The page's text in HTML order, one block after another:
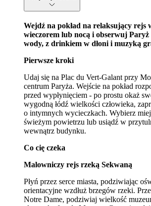
Wejdź na pokład na relaksujący rejs
wieczorem lub nocą i obserwuj Paryż
wody, z drinkiem w dłoni i muzyką
Pierwsze kroki
Udaj się na Plac du Vert-Galant przy
centrum Paryża. Wejście na pokład
przed wypłynięciem - po prostu okaż
wygodną łódź wielkości człowieka,
o intymnych wycieczkach. Wybierz
świeżym powietrzu lub usiądź w
wewnątrz budynku.
Co cię czeka
Malowniczy rejs rzeką Sekwaną
Płyń przez serce miasta, podziwiając
orientacyjne wzdłuż brzegów rzeki.
Notre Dame, podziwiaj wielkość